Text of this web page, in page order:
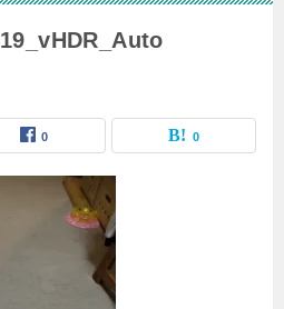
0 0